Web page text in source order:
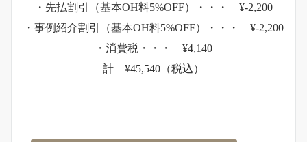
・先払割引（基本OH料5%OFF）・・・ ¥-2,200
・事例紹介割引（基本OH料5%OFF）・・・ ¥-2,200
・消費税・・・ ¥4,140
計 ¥45,540（税込）